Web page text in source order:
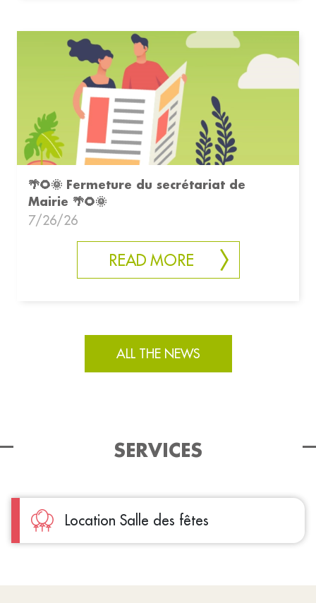
🌴🌻🌞 Fermeture du secrétariat de
Mairie 🌴🌻🌞
7/26/26
READ MORE
ALL THE NEWS
SERVICES
Location Salle des fêtes